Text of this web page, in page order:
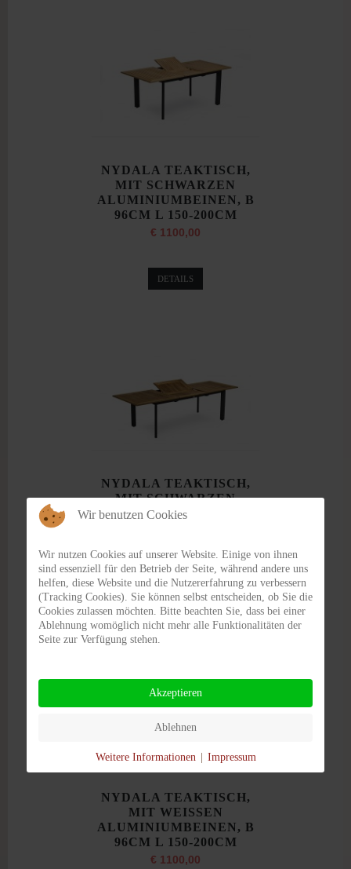
NYDALA TEAKTISCH,
MIT SCHWARZEN
ALUMINIUMBEINEN, B
96CM L 150-200CM
€ 1100,00
DETAILS
NYDALA TEAKTISCH,
MIT SCHWARZEN
ALUMINIUMBEINEN, B
DETAILS
NYDALA TEAKTISCH,
MIT WEISSEN
ALUMINIUMBEINEN, B
96CM L 150-200CM
€ 1100,00
Wir benutzen Cookies
Wir nutzen Cookies auf unserer Website. Einige von ihnen
sind essenziell für den Betrieb der Seite, während andere uns
helfen, diese Website und die Nutzererfahrung zu verbessern
(Tracking Cookies). Sie können selbst entscheiden, ob Sie die
Cookies zulassen möchten. Bitte beachten Sie, dass bei einer
Ablehnung womöglich nicht mehr alle Funktionalitäten der
Seite zur Verfügung stehen.
Akzeptieren
Ablehnen
Weitere Informationen Impressum